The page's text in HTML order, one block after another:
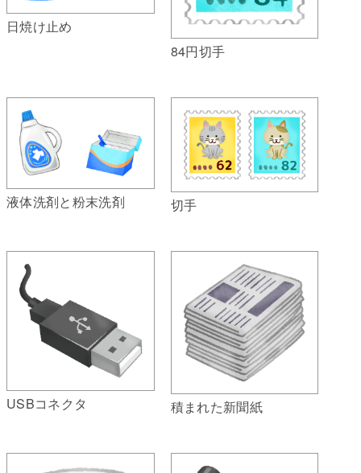
日焼け止め
84円切手
液体洗剤と粉末洗剤 切手
USBコネクタ 積まれた新聞紙